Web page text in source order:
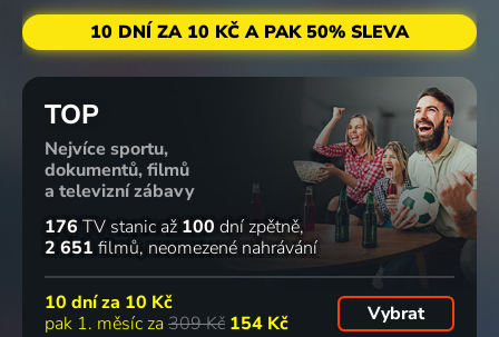
10 DNÍ ZA 10 KČ A PAK 50% SLEVA
TOP
Nejvíce sportu,
dokumentů, filmů
a televizní zábavy
176 TV stanic až 100 dní zpětně
2 651 filmů neomezené nahrávání
10 dní za 10 Kč
pak 1. měsíc za 309 Kč 154 Kč Vybrat